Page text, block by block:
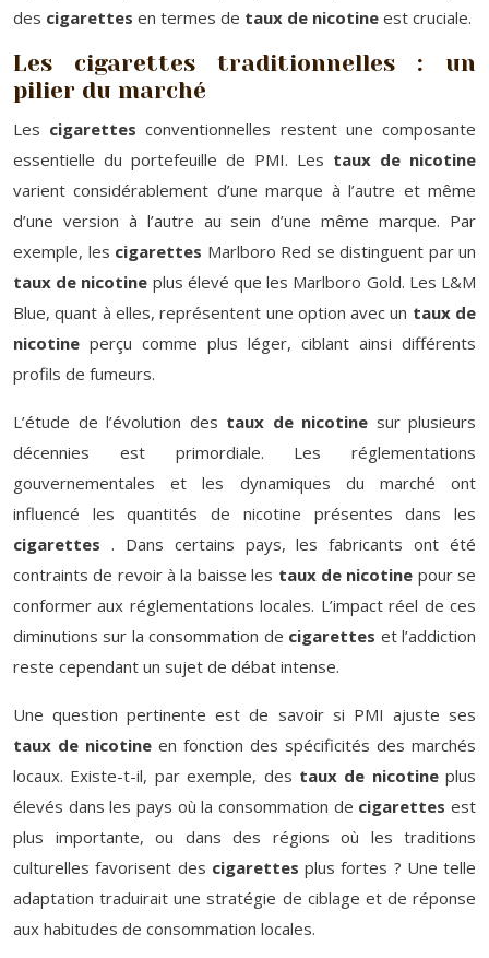
des cigarettes en termes de taux de nicotine est cruciale.
Les cigarettes traditionnelles : un
pilier du marché
Les cigarettesconventionnelles restent une composante
essentielle du portefeuille de PMI. Les taux de nicotine
varient considérablement d’une marque à l’autre et même
d’une version à l’autre au sein d’une même marque. Par
exemple, les cigarettes Marlboro Red se distinguent par un
taux de nicotine plus élevé que les Marlboro Gold. Les L&M
Blue, quant à elles, représentent une option avec un taux de
nicotine perçu comme plus léger, ciblant ainsi différents
profils de fumeurs.
L’étude de l’évolution des taux de nicotine sur plusieurs
décennies est primordiale. Les réglementations
gouvernementales et les dynamiques du marché ont
influencé les quantités de nicotine présentes dans les
cigarettes . Dans certains pays, les fabricants ont été
contraints de revoir à la baisse les taux de nicotine pour se
conformer aux réglementations locales. L’impact réel de ces
diminutions sur la consommation de cigarettes et l’addiction
reste cependant un sujet de débat intense.
Une question pertinente est de savoir si PMI ajuste ses
taux de nicotine en fonction des spécificités des marchés
locaux. Existe-t-il, par exemple, des taux de nicotine plus
élevés dans les pays où la consommation de cigarettesest
plus importante, ou dans des régions où les traditions
culturelles favorisent des cigarettes plus fortes ? Une telle
adaptation traduirait une stratégie de ciblage et de réponse
aux habitudes de consommation locales.